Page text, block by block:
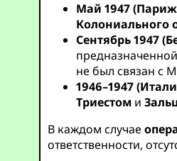
Май 1947
Колониального
Сентябрь 1947
не был связан с
1946–1947
Триестом и
В каждом случае
ответственности,